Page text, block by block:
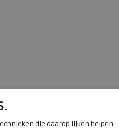
die daarop lijken helpen